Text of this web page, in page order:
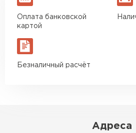
Оплата банковской
картой
Безналичный расчёт
Адреса